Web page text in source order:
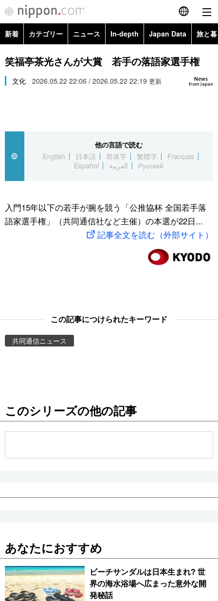
English
简体字
繁體字
العربية
社会
スポーツ・東京2020
旅と暮らし
Images
新着 カテゴリー ニュース In-depth Japan Data 旅と
政治・外交
経済・ビジネス
社会
文化
科学・技術
暮らし
Topics
Images
お知らせ
笑福亭茶光さんが大賞 若手の落語家選手権
News
from Japan
文化 2026.05.22 22:06 / 2026.05.22 22:19 更新
他の言語で読む
English
日本語 简体字 繁體字
Français
Español
العربية Русский
入門15年以下の若手が腕を競う「公推協杯 全国若手落
語家選手権」（共同通信社など主催）の本選が22日...
記事全文を読む（外部サイト）
この記事につけられたキーワード
共同通信ニュース
このシリーズの他の記事
あなたにおすすめ
ビーチサンダルは日本生まれ? 世
界の海水浴場へ広まった意外な開
発秘話